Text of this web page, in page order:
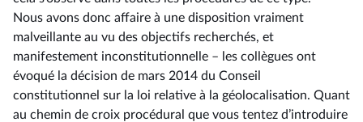
Nous avons donc affaire à une disposition vraiment
malveillante au vu des objectifs recherchés, et
manifestement inconstitutionnelle –⁠ les collègues ont
évoqué la décision de mars 2014 du Conseil
constitutionnel sur la loi relative à la géolocalisation. Quant
au chemin de croix procédural que vous tentez d’introduire